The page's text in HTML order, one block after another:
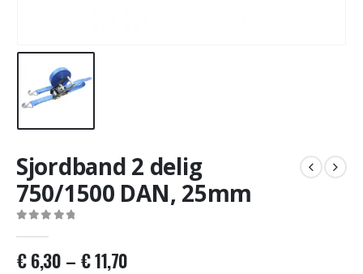
Sjordband 2 delig
750/1500 DAN, 25mm
€6,30 – €11,70